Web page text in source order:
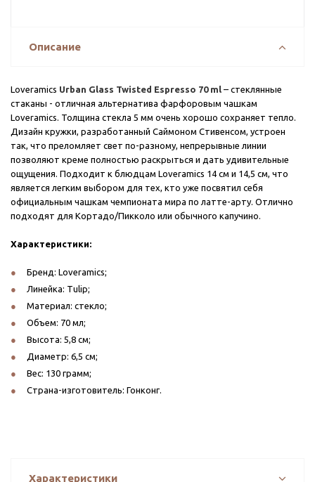
Описание
Loveramics Urban Glass Twisted Espresso 70 ml – стеклянные
стаканы - отличная альтернатива фарфоровым чашкам
Loveramics. Толщина стекла 5 мм очень хорошо сохраняет тепло.
Дизайн кружки, разработанный Саймоном Стивенсом, устроен
так, что преломляет свет по-разному, непрерывные линии
позволяют креме полностью раскрыться и дать удивительные
ощущения. Подходит к блюдцам Loveramics 14 см и 14,5 см, что
является легким выбором для тех, кто уже посвятил себя
официальным чашкам чемпионата мира по латте-арту. Отлично
подходят для Кортадо/Пикколо или обычного капучино.
Характеристики:
Бренд: Loveramics;
Линейка: Tulip;
Материал: стекло;
Объем: 70 мл;
Высота: 5,8 см;
Диаметр: 6,5 см;
Вес: 130 грамм;
Страна-изготовитель: Гонконг.
Характеристики